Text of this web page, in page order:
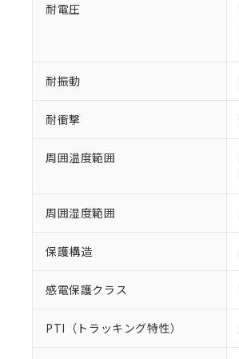
耐電圧
耐振動
耐衝撃
周囲温度範囲
周囲湿度範囲
保護構造
感電保護クラス
PTI（トラッキング特性）